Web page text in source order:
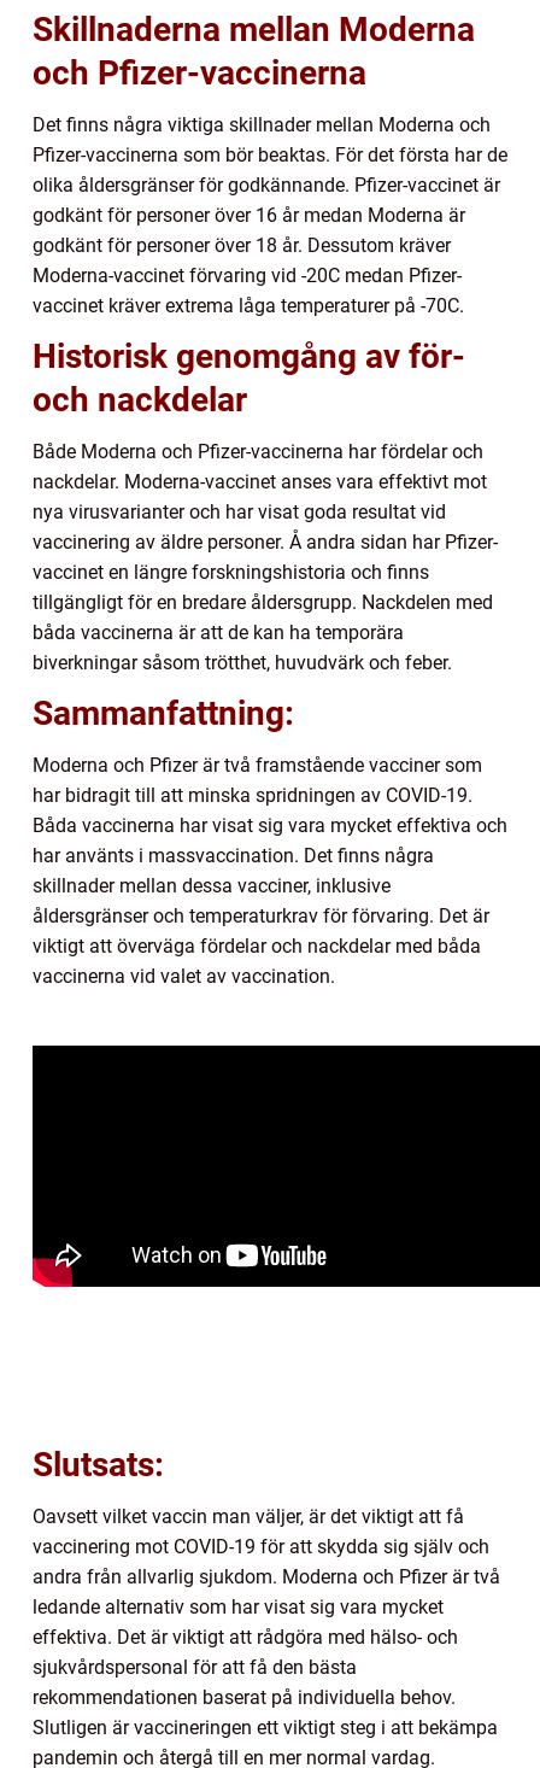
Skillnaderna mellan Moderna
och Pfizer-vaccinerna
Det finns några viktiga skillnader mellan Moderna och
Pfizer-vaccinerna som bör beaktas. För det första har de
olika åldersgränser för godkännande. Pfizer-vaccinet är
godkänt för personer över 16 år medan Moderna är
godkänt för personer över 18 år. Dessutom kräver
Moderna-vaccinet förvaring vid -20C medan Pfizer-
vaccinet kräver extrema låga temperaturer på -70C.
Historisk genomgång av för-
och nackdelar
Både Moderna och Pfizer-vaccinerna har fördelar och
nackdelar. Moderna-vaccinet anses vara effektivt mot
nya virusvarianter och har visat goda resultat vid
vaccinering av äldre personer. Å andra sidan har Pfizer-
vaccinet en längre forskningshistoria och finns
tillgängligt för en bredare åldersgrupp. Nackdelen med
båda vaccinerna är att de kan ha temporära
biverkningar såsom trötthet, huvudvärk och feber.
Sammanfattning:
Moderna och Pfizer är två framstående vacciner som
har bidragit till att minska spridningen av COVID-19.
Båda vaccinerna har visat sig vara mycket effektiva och
har använts i massvaccination. Det finns några
skillnader mellan dessa vacciner, inklusive
åldersgränser och temperaturkrav för förvaring. Det är
viktigt att överväga fördelar och nackdelar med båda
vaccinerna vid valet av vaccination.
Slutsats:
Oavsett vilket vaccin man väljer, är det viktigt att få
vaccinering mot COVID-19 för att skydda sig själv och
andra från allvarlig sjukdom. Moderna och Pfizer är två
ledande alternativ som har visat sig vara mycket
effektiva. Det är viktigt att rådgöra med hälso- och
sjukvårdspersonal för att få den bästa
rekommendationen baserat på individuella behov.
Slutligen är vaccineringen ett viktigt steg i att bekämpa
pandemin och återgå till en mer normal vardag.